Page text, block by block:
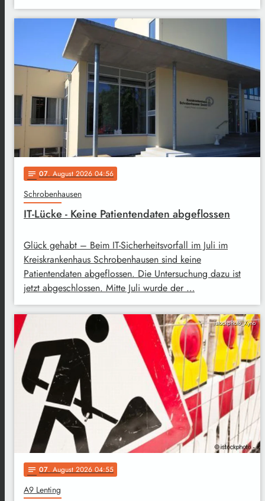
notes 07. August 2026 04:56
Schrobenhausen
IT-Lücke - Keine Patientendaten abgeflossen
Glück gehabt – Beim IT-Sicherheitsvorfall im Juli im
Kreiskrankenhaus Schrobenhausen sind keine
Patientendaten abgeflossen. Die Untersuchung dazu ist
jetzt abgeschlossen. Mitte Juli wurde der …
istockphoto_Xyno
notes 07. August 2026 04:55
A9 Lenting